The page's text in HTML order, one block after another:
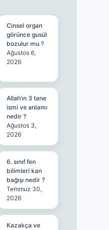
Cinsel organ
görünce gusül
bozulur mu ?
Ağustos 6,
2026
Allah’ın 3 tane
ismi ve anlamı
nedir ?
Ağustos 3,
2026
6. sınıf fen
bilimleri kan
bağışı nedir ?
Temmuz 30,
2026
Kazakça ve